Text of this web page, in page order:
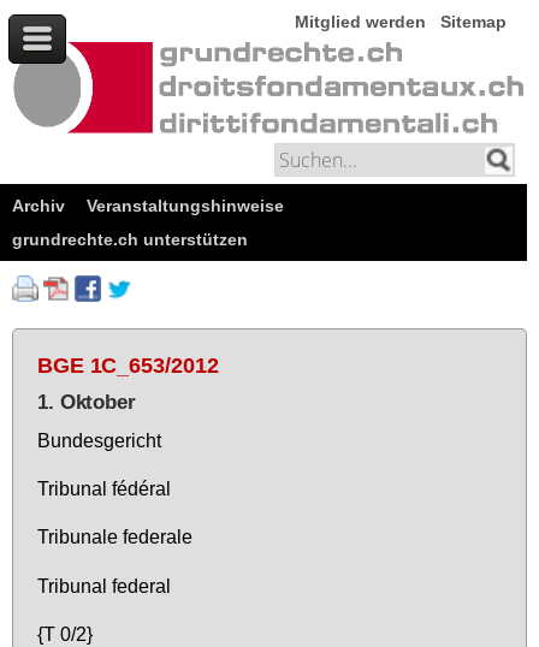
Mitglied werden Sitemap
Archiv
Veranstaltungshinweise
grundrechte.ch unterstützen
BGE 1C_653/2012
1. Oktober
Bun­des­ge­richt
Tri­bu­nal fédéral
Tri­bu­na­le fe­dera­le
Tri­bu­nal fe­deral
{T 0/2}